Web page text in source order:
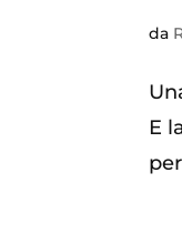
da
E